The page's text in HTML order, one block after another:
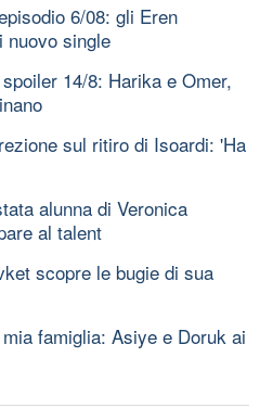
6/08: gli Eren
nuovo single
14/8: Harika e Omer,
sul ritiro di Isoardi: 'Ha
alunna di Veronica
al talent
scopre le bugie di sua
famiglia: Asiye e Doruk ai